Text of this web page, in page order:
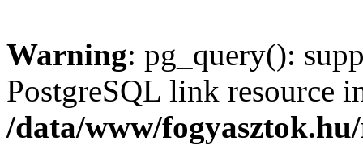
Warning: pg_query():
PostgreSQL link resource
/data/www/